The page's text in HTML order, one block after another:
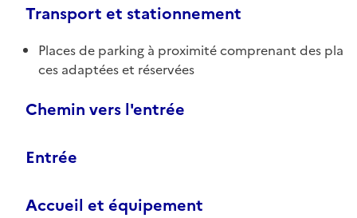
Transport et stationnement
Places de parking à proximité comprenant des pla
ces adaptées et réservées
Chemin vers l'entrée
Entrée
Accueil et équipement